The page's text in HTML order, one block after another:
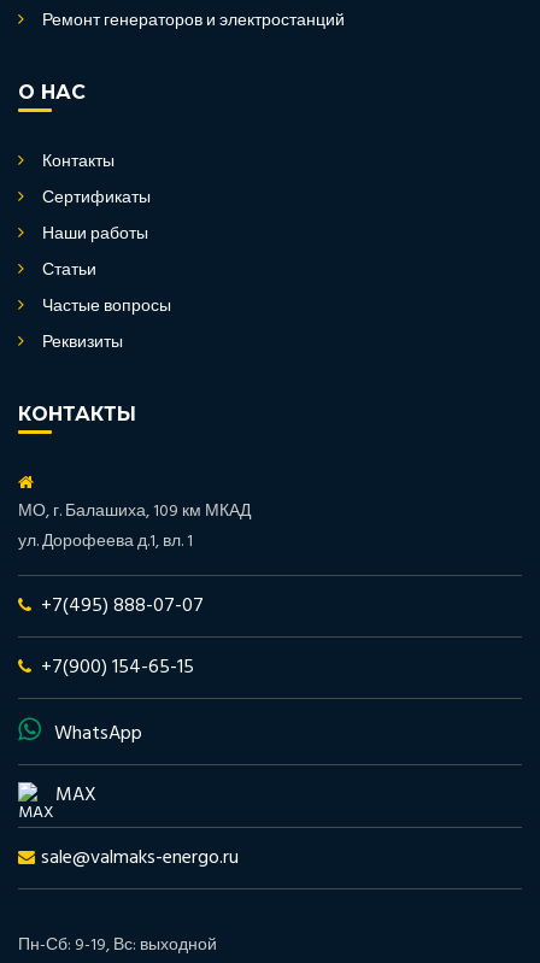
Ремонт генераторов и электростанций
О НАС
Контакты
Сертификаты
Наши работы
Статьи
Частые вопросы
Реквизиты
КОНТАКТЫ
МО, г. Балашиха, 109 км МКАД
ул. Дорофеева д.1, вл. 1
+7(495) 888-07-07
+7(900) 154-65-15
WhatsApp
MAX
sale@valmaks-energo.ru
Пн-Сб: 9-19, Вс: выходной